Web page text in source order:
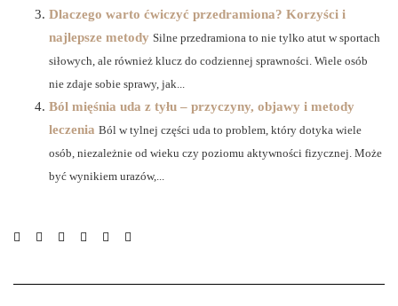
Dlaczego warto ćwiczyć przedramiona? Korzyści i
najlepsze metody Silne przedramiona to nie tylko atut w sportach
siłowych, ale również klucz do codziennej sprawności. Wiele osób
nie zdaje sobie sprawy, jak...
Ból mięśnia uda z tyłu – przyczyny, objawy i metody
leczenia Ból w tylnej części uda to problem, który dotyka wiele
osób, niezależnie od wieku czy poziomu aktywności fizycznej. Może
być wynikiem urazów,...